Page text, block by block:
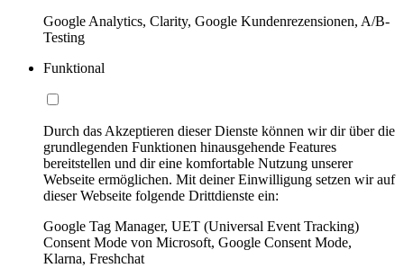
Google Analytics, Clarity, Google Kundenrezensionen, A/B-
Testing
Funktional
Durch das Akzeptieren dieser Dienste können wir dir über die
grundlegenden Funktionen hinausgehende Features
bereitstellen und dir eine komfortable Nutzung unserer
Webseite ermöglichen. Mit deiner Einwilligung setzen wir auf
dieser Webseite folgende Drittdienste ein:
Google Tag Manager, UET (Universal Event Tracking)
Consent Mode von Microsoft, Google Consent Mode,
Klarna, Freshchat